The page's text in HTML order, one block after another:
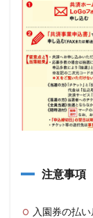
注意事項
入園券の払